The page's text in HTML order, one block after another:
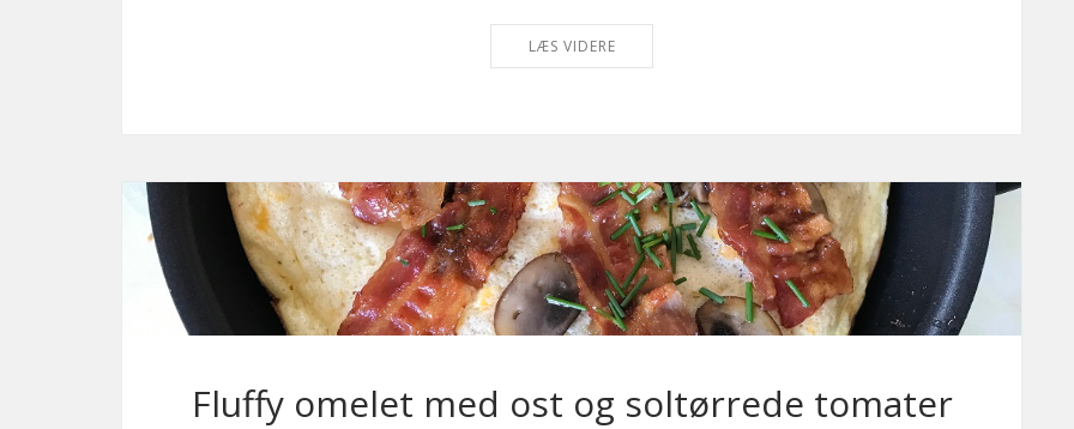
LÆS VIDERE
Fluffy omelet med ost og soltørrede tomater